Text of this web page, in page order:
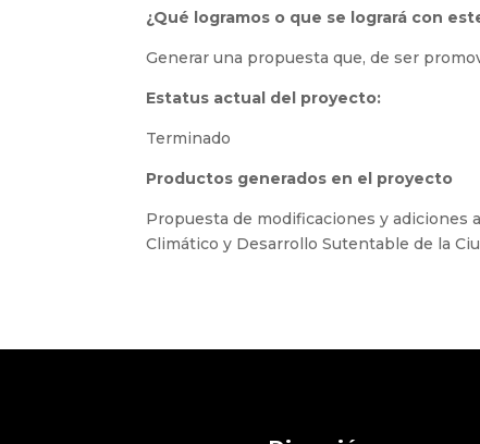
¿Qué logramos o que se logrará con
Generar una propuesta que, de ser
Estatus actual del proyecto:
Terminado
Productos generados en el proyecto
Propuesta de modificaciones y adiciones
Climático y Desarrollo Sutentable de la